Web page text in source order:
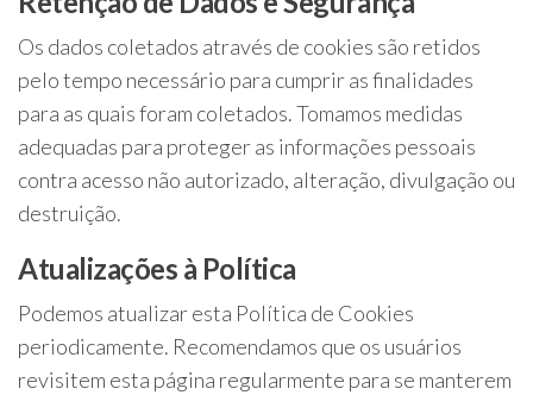
Os dados coletados através de cookies são retidos
pelo tempo necessário para cumprir as finalidades
para as quais foram coletados. Tomamos medidas
adequadas para proteger as informações pessoais
contra acesso não autorizado, alteração, divulgação ou
destruição.
Atualizações à Política
Podemos atualizar esta Política de Cookies
periodicamente. Recomendamos que os usuários
revisitem esta página regularmente para se manterem